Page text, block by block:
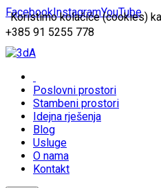
FacebookInstagramYouTube
+385 91 5255 778
Poslovni prostori
Stambeni prostori
Idejna rješenja
Blog
Usluge
O nama
Kontakt
Koristimo kolačiće (cookies)